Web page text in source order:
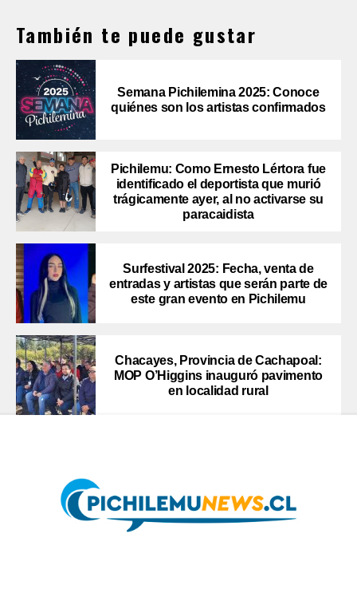
También te puede gustar
Semana Pichilemina 2025: Conoce
quiénes son los artistas confirmados
Pichilemu: Como Ernesto Lértora fue
identificado el deportista que murió
trágicamente ayer, al no activarse su
paracaidista
Surfestival 2025: Fecha, venta de
entradas y artistas que serán parte de
este gran evento en Pichilemu
Chacayes, Provincia de Cachapoal:
MOP O’Higgins inauguró pavimento
en localidad rural